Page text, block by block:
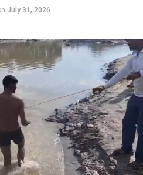
गया है।
July 31, 2026